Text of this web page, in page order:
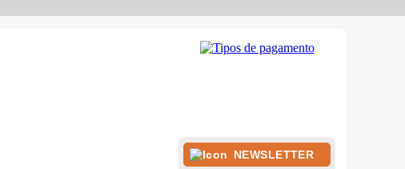
NEWSLETTER